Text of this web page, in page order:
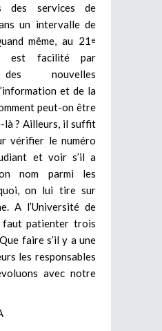
des services de
un intervalle de
même, au 21 e
est facilité par
des nouvelles
et de la
peut-on être
là ? Ailleurs, il suffit
vérifier le numéro
et voir s’il a
nom parmi les
on lui tire sur
A l’Université de
faut patienter trois
faire s’il y a une
les responsables
avec notre